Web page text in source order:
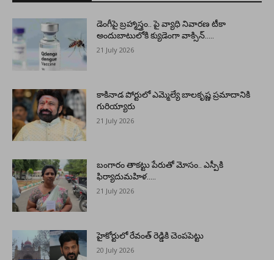
డెంగీపై బ్రహ్మాస్త్రం.. పై వ్యాధి నివారణ టీకా
అందుబాటులోకి క్యుడెంగా వాక్సిన్…..
21 July 2026
కాకినాడ పోర్టులో ఎమ్మెల్యే బాలకృష్ణ ప్రమాదానికి
గురియ్యారు
21 July 2026
బంగారం తాకట్టు పేరుతో మోసం.. ఎస్పీకి
ఫిర్యాదుమహిళ…..
21 July 2026
హైకోర్టులో రేవంత్ రెడ్డికి చెంపపెట్టు
20 July 2026